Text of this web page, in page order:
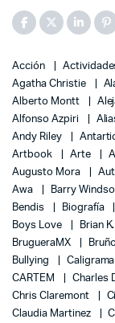
Acción
Agatha Christie
Alberto Montt
Alfonso Azpiri
Andy Riley
Artbook
Arte
Augusto Mora
Awa
Barry
Bendis
Biografía
Boys Love
Brian
BrugueraMX
Bullying
Caligrama
CARTEM
Charles
Chris Claremont
Claudia Martinez